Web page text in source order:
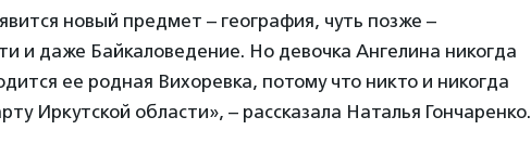
новый предмет – география, чуть позже –
и даже Байкаловедение. Но девочка Ангелина никогда
ее родная Вихоревка, потому что никто и никогда
Иркутской области», – рассказала Наталья Гончаренко.